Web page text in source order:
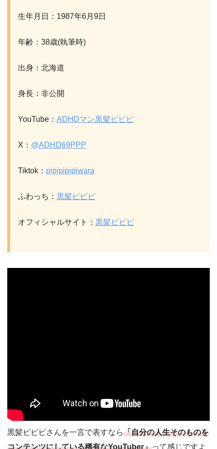
生年月日：1987年6月9日
年齢：38歳(執筆時)
出身：北海道
身長：非公開
YouTube： ADHDマン黒髪ピピピ
X： @ADHD69PPP
Tiktok： pipipipipiwara
ふわっち： 黒髪ピピピ
オフィシャルサイト： 黒髪ピピピ
黒髪ピピピさんを一言で表すなら「自分の人生そのものを
コンテンツにしている稀有なYouTuber」って感じですよ